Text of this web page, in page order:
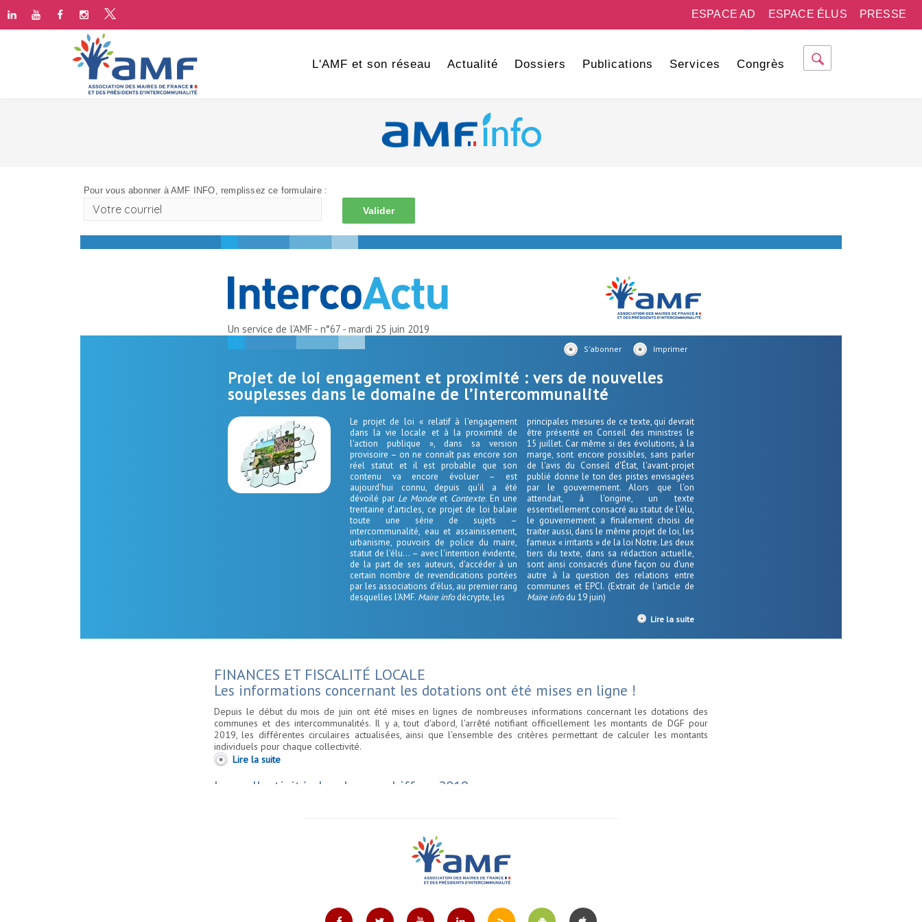
PRESSE
ESPACE ÉLUS
ESPACE AD
L'AMF et son réseau Actualité Dossiers Publications Services Congrès
Pour vous abonner à AMF INFO, remplissez ce formulaire :